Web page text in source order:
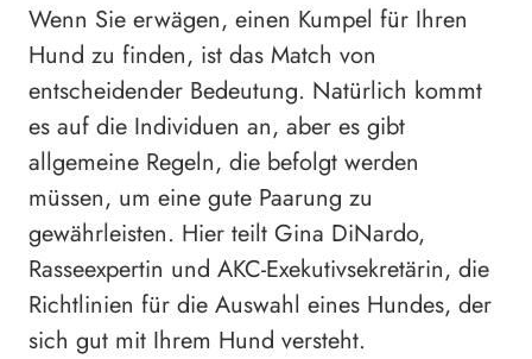
Wenn Sie erwägen, einen Kumpel für Ihren
Hund zu finden, ist das Match von
entscheidender Bedeutung. Natürlich kommt
es auf die Individuen an, aber es gibt
allgemeine Regeln, die befolgt werden
müssen, um eine gute Paarung zu
gewährleisten. Hier teilt Gina DiNardo,
Rasseexpertin und AKC-Exekutivsekretärin, die
Richtlinien für die Auswahl eines Hundes, der
sich gut mit Ihrem Hund versteht.